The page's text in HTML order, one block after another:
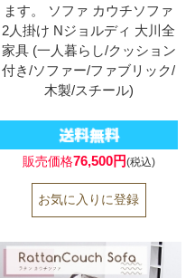
ます。 ソファ カウチソファ
2人掛け Nジョルディ 大川全
家具 (一人暮らし/クッション
付き/ソファー/ファブリック/
木製/スチール)
販売価格76,500円(税込)